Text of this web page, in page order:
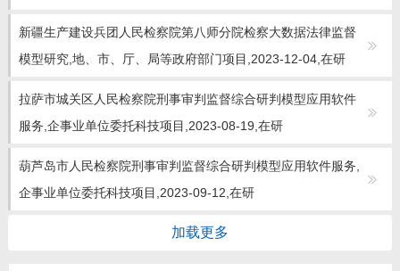
新疆生产建设兵团人民检察院第八师分院检察大数据法律监督
模型研究,地、市、厅、局等政府部门项目,2023-12-04,在研
拉萨市城关区人民检察院刑事审判监督综合研判模型应用软件
服务,企事业单位委托科技项目,2023-08-19,在研
葫芦岛市人民检察院刑事审判监督综合研判模型应用软件服务,
企事业单位委托科技项目,2023-09-12,在研
加载更多